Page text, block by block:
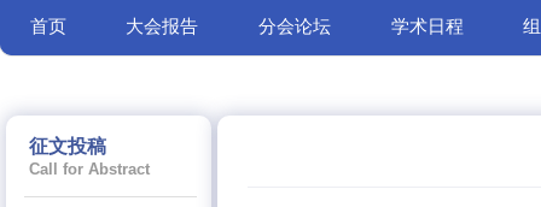
首页 大会报告 分会论坛 学术日程
征文投稿
Call for Abstract